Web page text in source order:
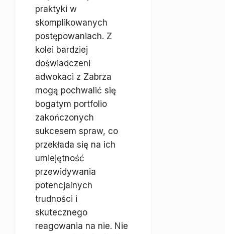
praktyki w
skomplikowanych
postępowaniach. Z
kolei bardziej
doświadczeni
adwokaci z Zabrza
mogą pochwalić się
bogatym portfolio
zakończonych
sukcesem spraw, co
przekłada się na ich
umiejętność
przewidywania
potencjalnych
trudności i
skutecznego
reagowania na nie. Nie